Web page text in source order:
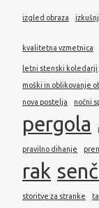
izgled obraza
kvalitetna vzmetnica
letni stenski koledarji
moški in oblikovanje
nova postelja
nočni
pergola
pravilno dihanje
rak
storitve za stranke